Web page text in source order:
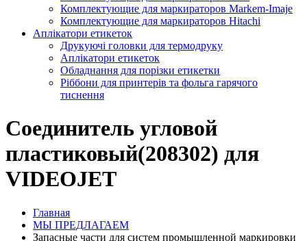
Комплектующие для маркираторов Markem-Imaje
Комплектующие для маркираторов Hitachi
Аплікатори етикеток
Друкуючі головки для термодруку
Аплікатори етикеток
Обладнання для порізки етикетки
Ріббони для принтерів та фольга гарячого
тиснення
Соединитель угловой
пластиковый(208302) для
VIDEOJET
Главная
МЫ ПРЕДЛАГАЕМ
Запасные части для систем промышленной маркировки